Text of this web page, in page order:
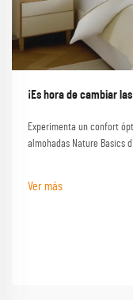
¡Es hora de cambiar
Experimenta un confort
almohadas Nature Basics
Ver más